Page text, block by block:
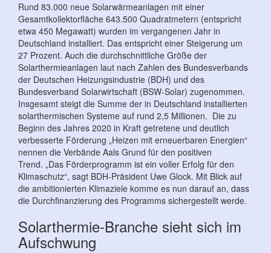
Rund 83.000 neue Solarwärmeanlagen mit einer
Gesamtkollektorfläche 643.500 Quadratmetern (entspricht
etwa 450 Megawatt) wurden im vergangenen Jahr in
Deutschland installiert. Das entspricht einer Steigerung um
27 Prozent. Auch die durchschnittliche Größe der
Solarthermieanlagen laut nach Zahlen des Bundesverbands
der Deutschen Heizungsindustrie (BDH) und des
Bundesverband Solarwirtschaft (BSW-Solar) zugenommen.
Insgesamt steigt die Summe der in Deutschland installierten
solarthermischen Systeme auf rund 2,5 Millionen. Die zu
Beginn des Jahres 2020 in Kraft getretene und deutlich
verbesserte Förderung „Heizen mit erneuerbaren Energien“
nennen die Verbände Aals Grund für den positiven
Trend. „Das Förderprogramm ist ein voller Erfolg für den
Klimaschutz“, sagt BDH-Präsident Uwe Glock. Mit Blick auf
die ambitionierten Klimaziele komme es nun darauf an, dass
die Durchfinanzierung des Programms sichergestellt werde.
Solarthermie-Branche sieht sich im
Aufschwung